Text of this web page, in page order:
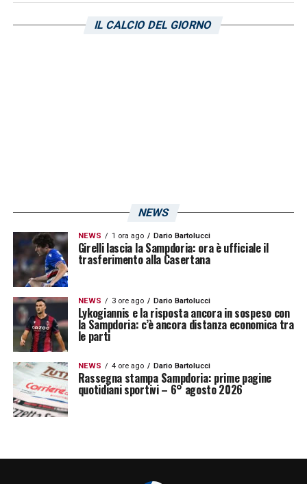
IL CALCIO DEL GIORNO
NEWS
NEWS 1 ora ago Dario Bartolucci
Girelli lascia la Sampdoria: ora è ufficiale il
trasferimento alla Casertana
NEWS 3 ore ago Dario Bartolucci
Lykogiannis e la risposta ancora in sospeso con
la Sampdoria: c’è ancora distanza economica tra
le parti
NEWS 4 ore ago Dario Bartolucci
Rassegna stampa Sampdoria: prime pagine
quotidiani sportivi – 6° agosto 2026